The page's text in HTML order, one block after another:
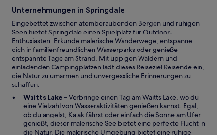
n
e
t
n
e
n
s
t
e
r
g
ö
f
f
n
e
Unternehmungen in Springdale
Eingebettet zwischen atemberaubenden Bergen und ruhigen
Seen bietet Springdale einen Spielplatz für Outdoor-
Enthusiasten. Erkunde malerische Wanderwege, entspanne
dich in familienfreundlichen Wasserparks oder genieße
entspannte Tage am Strand. Mit üppigen Wäldern und
einladenden Campingplätzen lädt dieses Reiseziel Reisende ein,
die Natur zu umarmen und unvergessliche Erinnerungen zu
schaffen.
Waitts Lake W
i
r
d
i
– Verbringe einen Tag am Waitts Lake, wo du
eine Vielzahl von Wasseraktivitäten genießen kannst. Egal,
ob du angelst, Kajak fährst oder einfach die Sonne am Ufer
genießt, dieser malerische See bietet eine perfekte Flucht in
die Natur. Die malerische Umgebung bietet eine ruhige